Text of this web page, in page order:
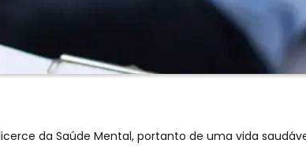
da Saúde Mental, portanto de uma vida